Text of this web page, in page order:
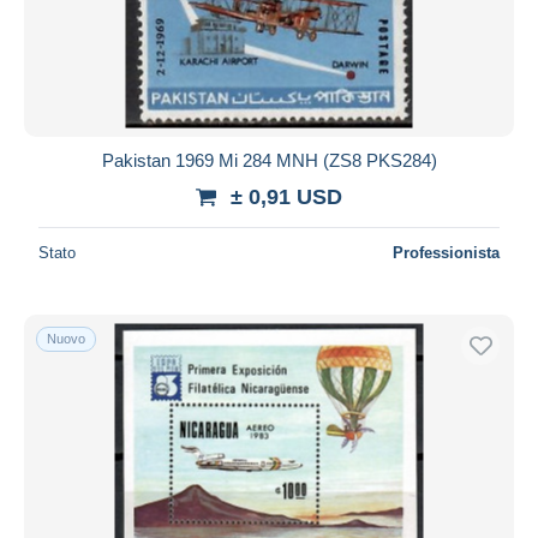
Pakistan 1969 Mi 284 MNH (ZS8 PKS284)
± 0,91 USD
Stato Professionista
Nuovo